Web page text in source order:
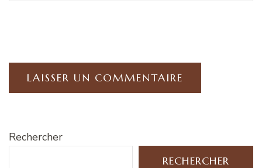
Rechercher
RECHERCHER